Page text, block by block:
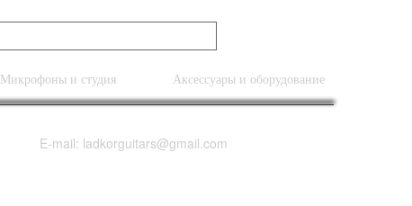
Микрофоны и студия Аксессуары и оборудование
E-mail: ladkorguitars@gmail.com